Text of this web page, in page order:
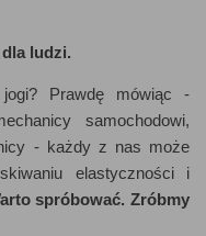
ludzi.
Prawdę mówiąc -
samochodowi,
- każdy z nas może
elastyczności i
spróbować. Zróbmy